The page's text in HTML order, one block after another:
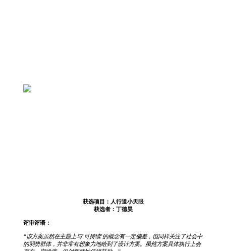
获选项目：人行道小天眼
获选者：丁德昊
评审评语：
“该方案虽然在主题上与‘可持续’的概念有一定偏差，但同样关注了社会中
的弱势群体，并非常有想象力地给到了设计方案。虽然方案具体执行上会